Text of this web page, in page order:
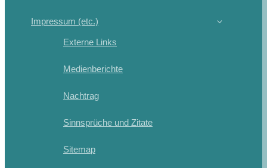
Impressum (etc.)
Externe Links
Medienberichte
Nachtrag
Sinnsprüche und Zitate
Sitemap